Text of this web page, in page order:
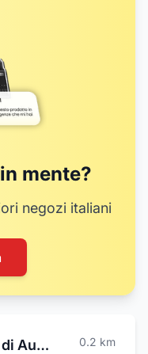
mente?
negozi italiani
Bar Castello S.a.s. di Audino Lorenzino & C. 0.2 km